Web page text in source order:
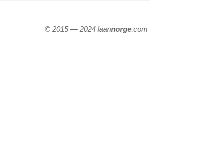
© 2015 — 2024 laannorge.com